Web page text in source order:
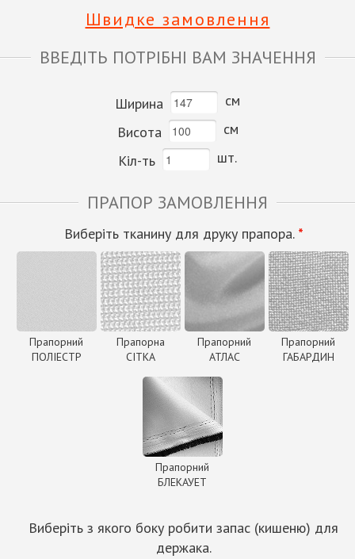
Швидке замовлення
ВВЕДІТЬ ПОТРІБНІ ВАМ ЗНАЧЕННЯ
Ширина
см
Висота
см
Кіл-ть
шт.
ПРАПОР ЗАМОВЛЕННЯ
Виберіть тканину для друку прапора. *
Прапорний
ПОЛІЕСТР
Прапорна
СІТКА
Прапорний
АТЛАС
Прапорний
ГАБАРДИН
Прапорний
БЛЕКАУЕТ
Виберіть з якого боку робити запас (кишеню) для
держака.